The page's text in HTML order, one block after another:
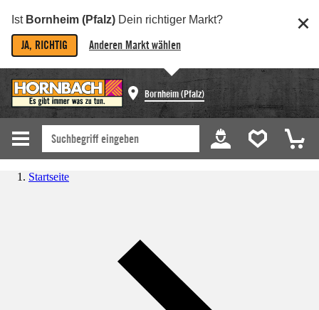
Ist Bornheim (Pfalz) Dein richtiger Markt?
JA, RICHTIG Anderen Markt wählen
Bornheim (Pfalz)
Startseite